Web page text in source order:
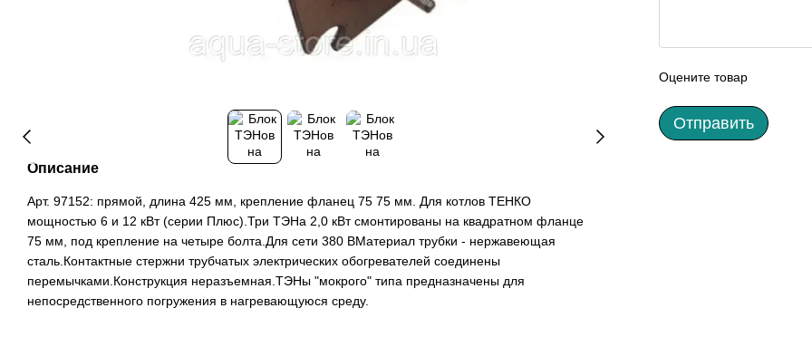
Описание
Арт. 97152: прямой, длина 425 мм, крепление фланец 75 75 мм. Для котлов ТЕНКО
мощностью 6 и 12 кВт (серии Плюс).Три ТЭНа 2,0 кВт смонтированы на квадратном фланце
75 мм, под крепление на четыре болта.Для сети 380 ВМатериал трубки - нержавеющая
сталь.Контактные стержни трубчатых электрических обогревателей соединены
перемычками.Конструкция неразъемная.ТЭНы "мокрого" типа предназначены для
непосредственного погружения в нагревающуюся среду.
Оцените товар
Отправить